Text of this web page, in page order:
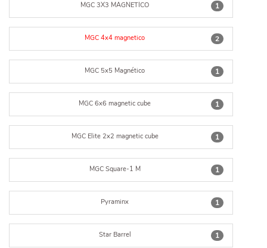
1
MGC 3X3 MAGNETICO
2
MGC 4x4 magnetico
1
MGC 5x5 Magnético
1
MGC 6x6 magnetic cube
1
MGC Elite 2x2 magnetic cube
1
MGC Square-1 M
1
Pyraminx
1
Star Barrel